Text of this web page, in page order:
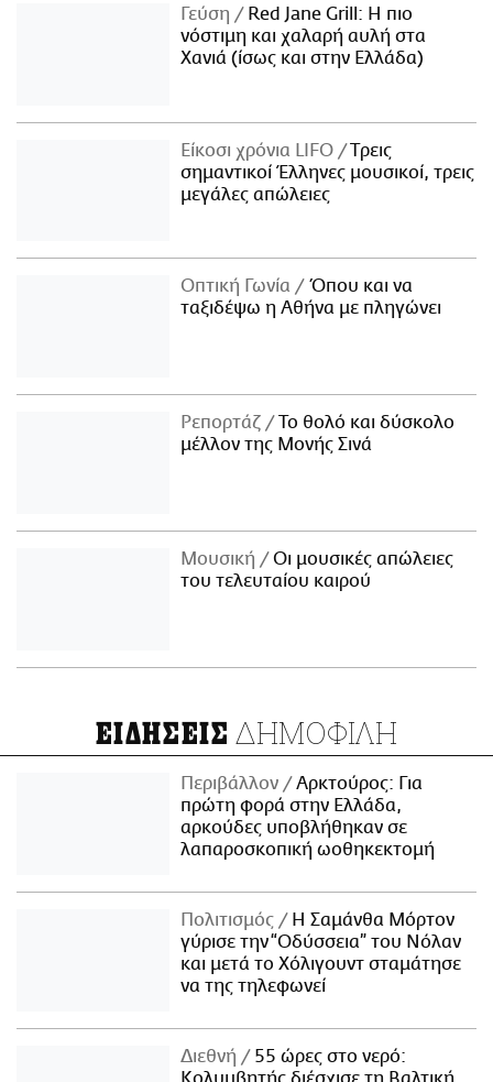
Γεύση
Red Jane Grill: Η πιο
νόστιμη και χαλαρή αυλή στα
Χανιά (ίσως και στην Ελλάδα)
Είκοσι χρόνια LIFO
Tρεις
σημαντικοί Έλληνες μουσικοί, τρεις
μεγάλες απώλειες
Οπτική Γωνία
Όπου και να
ταξιδέψω η Αθήνα με πληγώνει
Ρεπορτάζ
Το θολό και δύσκολο
μέλλον της Μονής Σινά
Μουσική
Οι μουσικές απώλειες
του τελευταίου καιρού
ΕΙΔΗΣΕΙΣ ΔΗΜΟΦΙΛΗ
Περιβάλλον
Αρκτούρος: Για
πρώτη φορά στην Ελλάδα,
αρκούδες υποβλήθηκαν σε
λαπαροσκοπική ωοθηκεκτομή
Πολιτισμός
Η Σαμάνθα Μόρτον
γύρισε την “Οδύσσεια” του Νόλαν
και μετά το Χόλιγουντ σταμάτησε
να της τηλεφωνεί
Διεθνή
55 ώρες στο νερό: